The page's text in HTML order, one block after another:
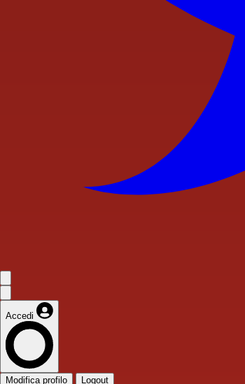
Accedi
Modifica profilo Logout